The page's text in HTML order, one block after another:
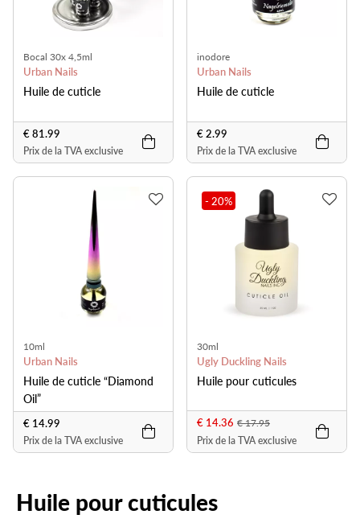
Bocal 30x 4,5ml
Urban Nails
Huile de cuticle
€ 81.99
Prix de la TVA exclusive
inodore
Urban Nails
Huile de cuticle
€ 2.99
Prix de la TVA exclusive
10ml
Urban Nails
Huile de cuticle “Diamond
Oil”
€ 14.99
Prix de la TVA exclusive
- 20%
30ml
Ugly Duckling Nails
Huile pour cuticules
€ 14.36 € 17.95
Prix de la TVA exclusive
Huile pour cuticules